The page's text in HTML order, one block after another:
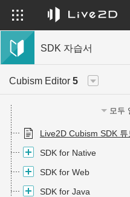
SDK 자습서
Cubism Editor 5
모두
Live2D Cubism SDK 튜
SDK for Native
SDK for Web
SDK for Java